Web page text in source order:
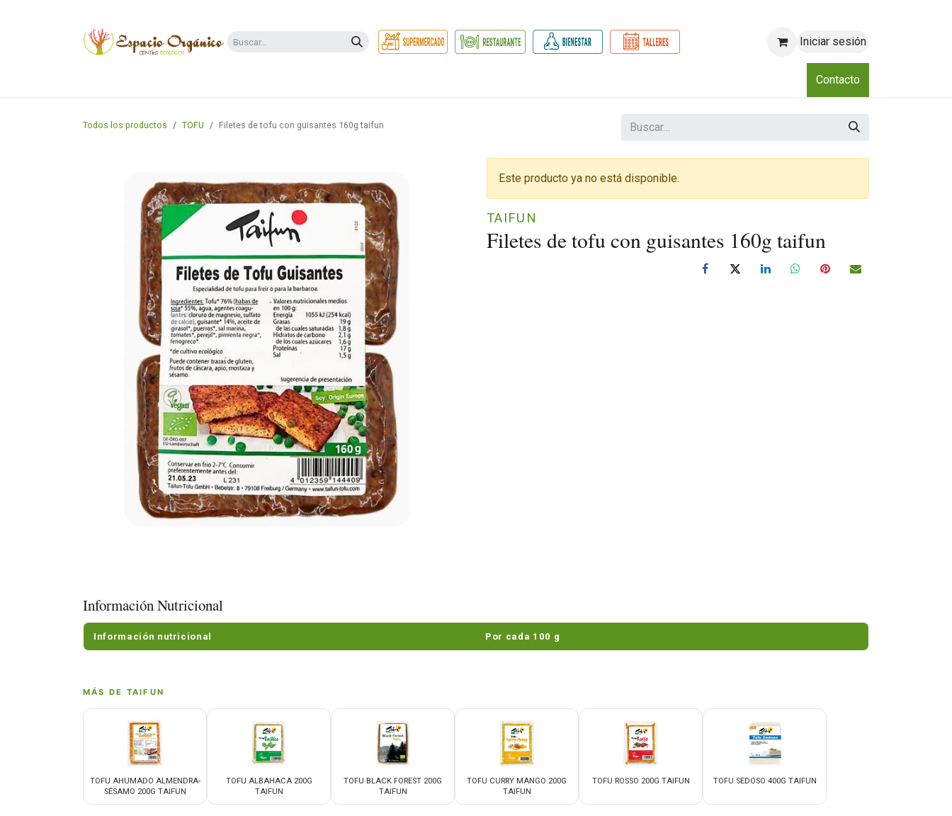
Iniciar sesión
Club
Contacto
Todos los productos TOFU Filetes de tofu con guisantes 160g taifun
Filetes de tofu con guisantes 160g taifun
TAIFUN
Este producto ya no está disponible.
Información Nutricional
Información nutricional Por cada 100 g
MÁS DE TAIFUN
TOFU AHUMADO ALMENDRA-
SÉSAMO 200G TAIFUN
TOFU ALBAHACA 200G
TAIFUN
TOFU BLACK FOREST 200G
TAIFUN
TOFU CURRY MANGO 200G
TAIFUN
TOFU ROSSO 200G TAIFUN TOFU SEDOSO 400G TAIFUN